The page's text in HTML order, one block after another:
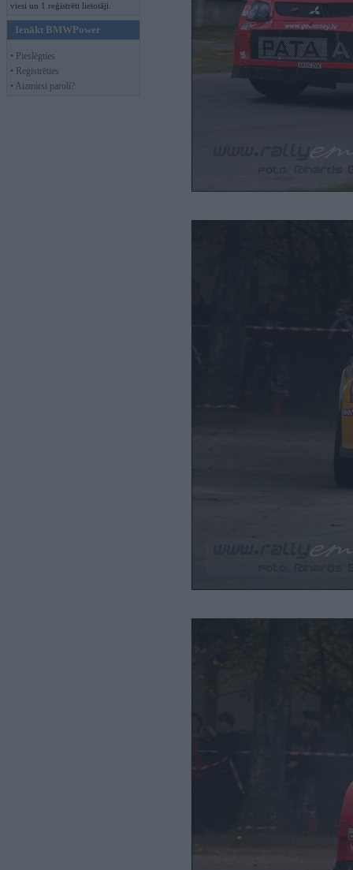
viesi un 1 reģistrēti lietotāji.
Ienākt BMWPower
• Pieslēgties
• Reģistrēties
• Aizmirsi paroli?